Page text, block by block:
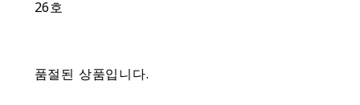
26호
품절된 상품입니다.